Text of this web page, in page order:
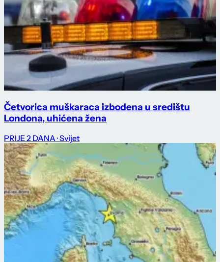
Četvorica muškaraca izbodena u središtu
Londona, uhićena žena
PRIJE 2 DANA · Svijet